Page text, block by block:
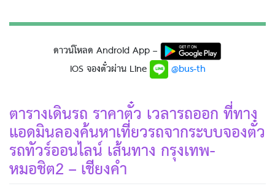
ดาวน์โหลด Android App –
IOS จองตั๋วผ่าน Line
@bus-th
ตารางเดินรถ ราคาตั๋ว เวลารถออก ที่ทาง
แอดมินลองค้นหาเที่ยวรถจากระบบจองตั๋ว
รถทัวร์ออนไลน์ เส้นทาง กรุงเทพ-
หมอชิต2 – เชียงคำ